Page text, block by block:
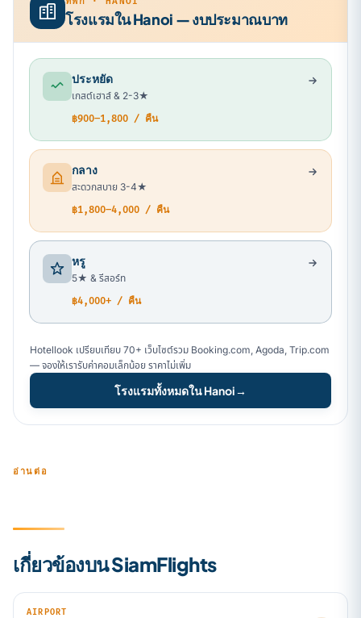
โรงแรมใน Hanoi — งบประมาณบาท
ประหยัด
เกสต์เฮาส์ & 2-3★
฿900–1,800 / คืน
กลาง
สะดวกสบาย 3-4★
฿1,800–4,000 / คืน
หรู
5★ & รีสอร์ท
฿4,000+ / คืน
Hotellook เปรียบเทียบ 70+ เว็บไซต์รวม Booking.com, Agoda, Trip.com
— จองให้เรารับค่าคอมเล็กน้อย ราคาไม่เพิ่ม
โรงแรมทั้งหมดใน Hanoi→
อ่านต่อ
เกี่ยวข้องบน SiamFlights
AIRPORT